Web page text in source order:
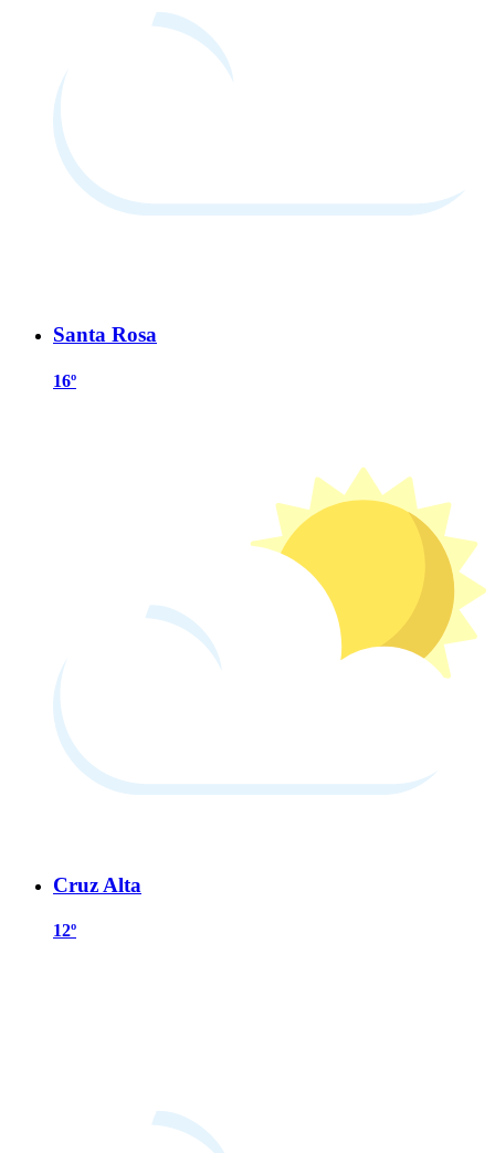
Santa Rosa
16º
Cruz Alta
12º